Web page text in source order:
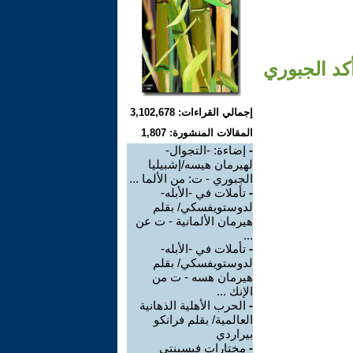
الجبوري
إجمالي القراءات: 3,102,678
المقالات المنشورة: 1,807
- إضاءة: -التجوال-
لهيرمان هيسه/إشبيليا
الجبوري - ت: من الألما ...
- تأملات في -الأبله-
لدوستويفسكي/ بقلم
هيرمان الألمانية - ت عن
...
- تأملات في -الأبله-
لدوستويفسكي/ بقلم
هيرمان هسه - ت من
الإنك ...
- الحرب الأهلية الذهانية
العالمية/ بقلم فرانكو
بيراردي
- مختارات فيسينتي